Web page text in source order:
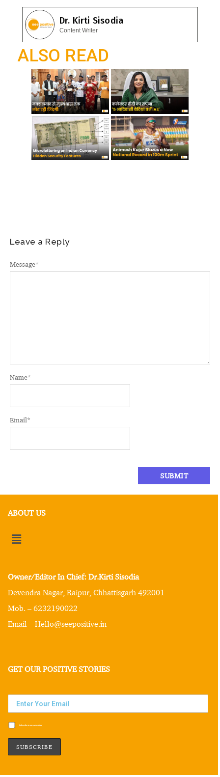
b
o
o
k
s
A
p
e
gr
a
m
Dr. Kirti Sisodia
Content Writer
ALSO READ
Leave a Reply
Message*
Name*
Email*
ABOUT US
Owner/Editor In Chief: Dr.Kirti Sisodia
Devendra Nagar, Raipur, Chhattisgarh 492001
Mob. – 6232190022
Email – Hello@seepositive.in
GET OUR POSITIVE STORIES
Subscribe to our newsletter